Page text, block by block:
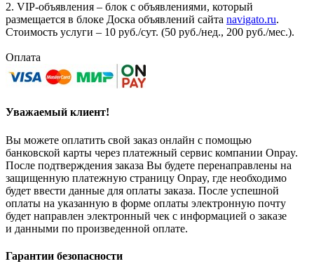
2. VIP-объявления – блок с объявлениями, который
размещается в блоке Доска объявлений сайта navigato.ru.
Стоимость услуги – 10 руб./сут. (50 руб./нед., 200 руб./мес.).
Оплата
Уважаемый клиент!
Вы можете оплатить свой заказ онлайн с помощью
банковской карты через платежный сервис компании Onpay.
После подтверждения заказа Вы будете перенаправлены на
защищенную платежную страницу Onpay, где необходимо
будет ввести данные для оплаты заказа. После успешной
оплаты на указанную в форме оплаты электронную почту
будет направлен электронный чек с информацией о заказе
и данными по произведенной оплате.
Гарантии безопасности